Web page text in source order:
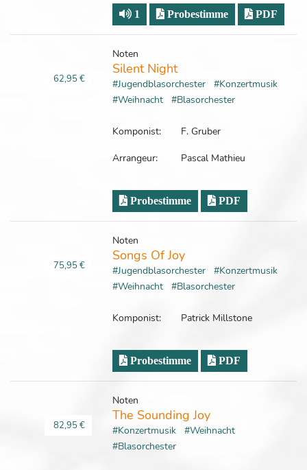
1 Probestimme PDF
62,95 €
Noten
Silent Night
#Jugendblasorchester
#Konzertmusik
#Weihnacht
#Blasorchester
Komponist:
F. Gruber
Arrangeur:
Pascal Mathieu
Probestimme PDF
75,95 €
Noten
Songs Of Joy
#Jugendblasorchester
#Konzertmusik
#Weihnacht
#Blasorchester
Komponist: Patrick Millstone
Probestimme PDF
82,95 €
Noten
The Sounding Joy
#Konzertmusik
#Weihnacht
#Blasorchester